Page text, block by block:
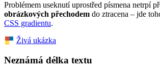
Problémem useknutí uprostřed písmena netrpí
obrázkových přechodem do ztracena – jde
CSS gradientu.
Živá ukázka
Neznámá délka textu